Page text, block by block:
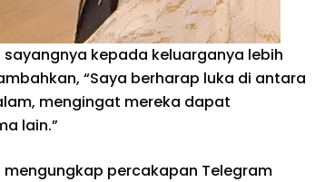
kepada keluarganya lebih
“Saya berharap luka di antara
mengingat mereka dapat
lain.”
percakapan Telegram